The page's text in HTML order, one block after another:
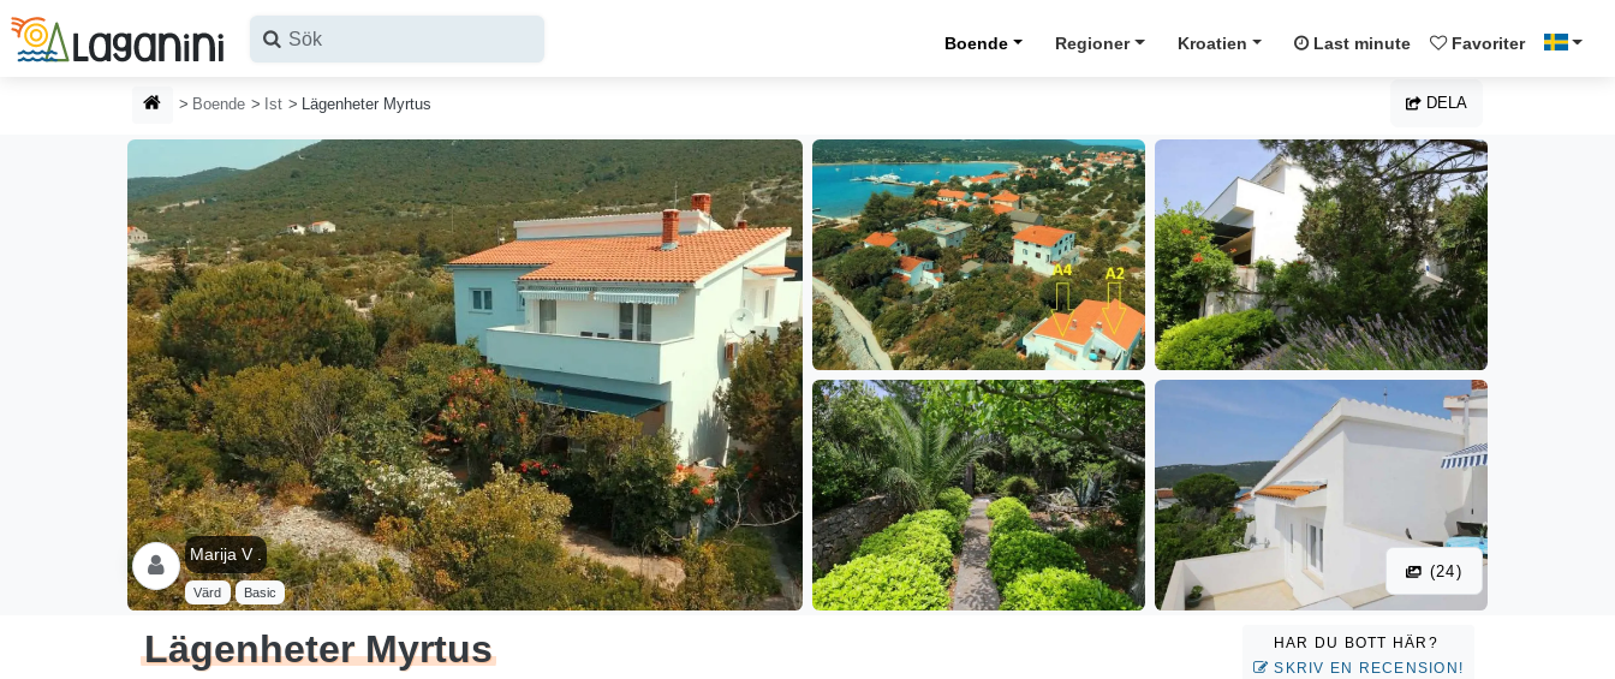
Hoppa till huvudinnehållet
Boende Regioner Kroatien Last minute Favoriter
HEMSIDA
Boende Ist Lägenheter Myrtus DELA
Marija V .
Värd Basic
(24)
Lägenheter Myrtus
HAR DU BOTT HÄR?
SKRIV EN RECENSION!